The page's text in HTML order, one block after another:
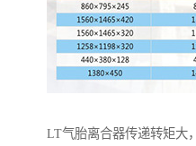
LT气胎离合器传递转矩大